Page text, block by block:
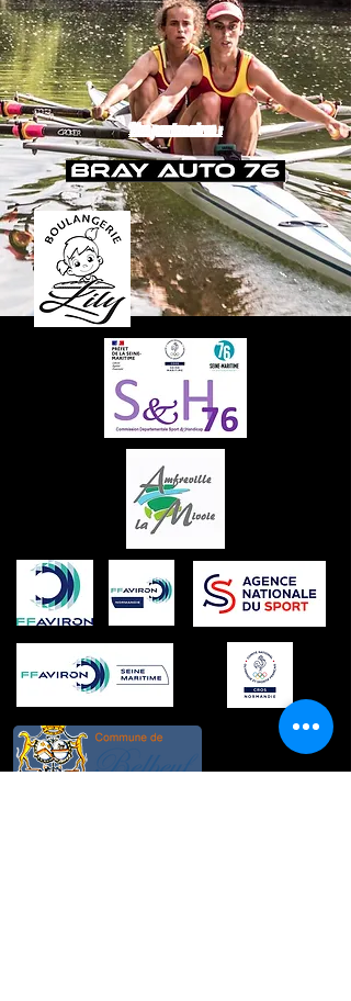
Nos partenaires :